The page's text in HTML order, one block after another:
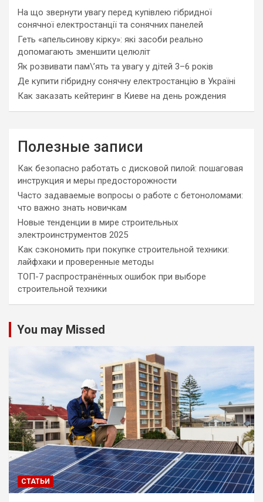
На що звернути увагу перед купівлею гібридної
сонячної електростанції та сонячних панелей
Геть «апельсинову кірку»: які засоби реально
допомагають зменшити целюліт
Як розвивати пам\’ять та увагу у дітей 3–6 років
Де купити гібридну сонячну електростанцію в Україні
Как заказать кейтеринг в Киеве на день рождения
Полезные записи
Как безопасно работать с дисковой пилой: пошаговая
инструкция и меры предосторожности
Часто задаваемые вопросы о работе с бетоноломами:
что важно знать новичкам
Новые тенденции в мире строительных
электроинструментов 2025
Как сэкономить при покупке строительной техники:
лайфхаки и проверенные методы
ТОП-7 распространённых ошибок при выборе
строительной техники
You may Missed
СТАТЬИ